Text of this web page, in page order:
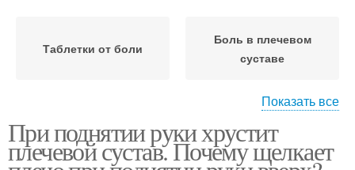
Таблетки от боли
Боль в плечевом
суставе
Сустав во время
суставах
Показать все
При поднятии руки хрустит
плечевой сустав. Почему щелкает